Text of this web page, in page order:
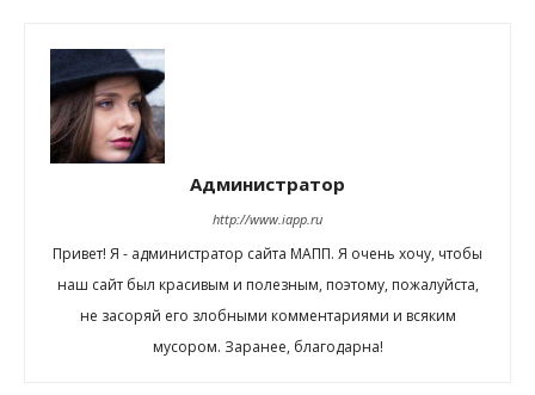
Администратор
http://www.iapp.ru
Привет! Я - администратор сайта МАПП. Я очень хочу, чтобы
наш сайт был красивым и полезным, поэтому, пожалуйста,
не засоряй его злобными комментариями и всяким
мусором. Заранее, благодарна!